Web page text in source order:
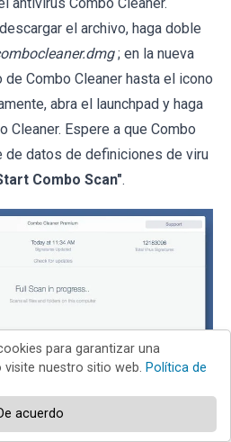
el archivo, haga doble
; en la nueva
Combo Cleaner hasta el icono
abra el launchpad y haga
Cleaner. Espere a que Combo
de datos de definiciones de viru
Combo Scan".
para garantizar una
nuestro sitio web. Política de
acuerdo